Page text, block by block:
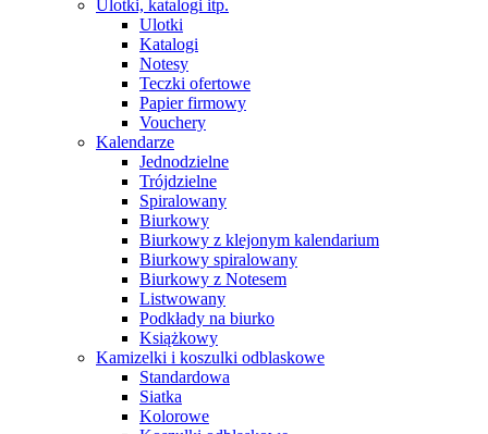
Ulotki, katalogi itp.
Ulotki
Katalogi
Notesy
Teczki ofertowe
Papier firmowy
Vouchery
Kalendarze
Jednodzielne
Trójdzielne
Spiralowany
Biurkowy
Biurkowy z klejonym kalendarium
Biurkowy spiralowany
Biurkowy z Notesem
Listwowany
Podkłady na biurko
Książkowy
Kamizelki i koszulki odblaskowe
Standardowa
Siatka
Kolorowe